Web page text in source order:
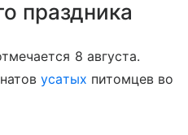
праздника
8 августа.
усатых питомцев во